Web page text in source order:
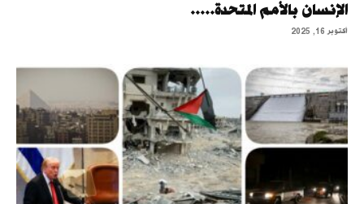
الإنسان بالأمم المتحدة.....
أكتوبر 16, 2025